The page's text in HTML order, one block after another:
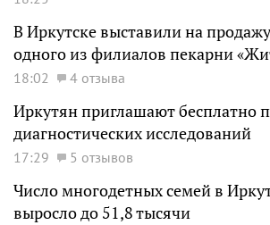
В Иркутске выставили на
одного из филиалов пекарни
18:02 4 отзыва
Иркутян приглашают бесплатно
диагностических исследований
17:29 5 отзывов
Число многодетных семей в
выросло до 51,8 тысячи